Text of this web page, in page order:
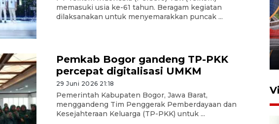
memasuki usia ke-61 tahun. Beragam kegiatan
dilaksanakan untuk menyemarakkan puncak ...
Pemkab Bogor gandeng TP-PKK
percepat digitalisasi UMKM
29 Juni 2026 21:18
Pemerintah Kabupaten Bogor, Jawa Barat,
menggandeng Tim Penggerak Pemberdayaan dan
Kesejahteraan Keluarga (TP-PKK) untuk ...
Komisi V DPR tinjau
12 Juni 2026 18:49